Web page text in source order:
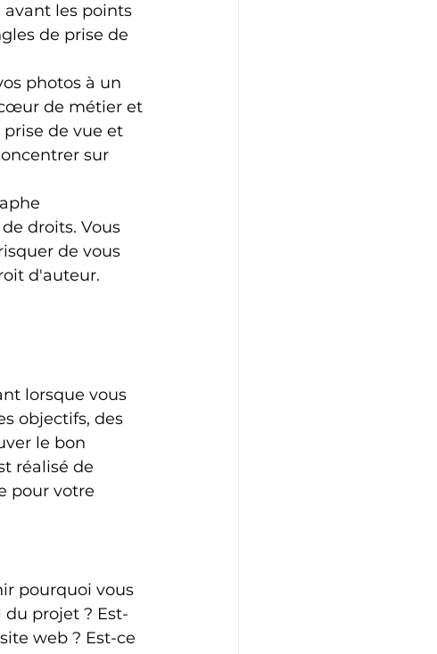
les points
de prise de
photos à un
de métier et
de vue et
sur
droits. Vous
de vous
d'auteur.
lorsque vous
objectifs, des
le bon
réalisé de
pour votre
pourquoi vous
projet ? Est-
web ? Est-ce